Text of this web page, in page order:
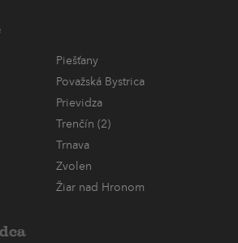
Piešťany
Považská Bystrica
Prievidza
Trenčín (2)
Trnava
Zvolen
Žiar nad Hronom